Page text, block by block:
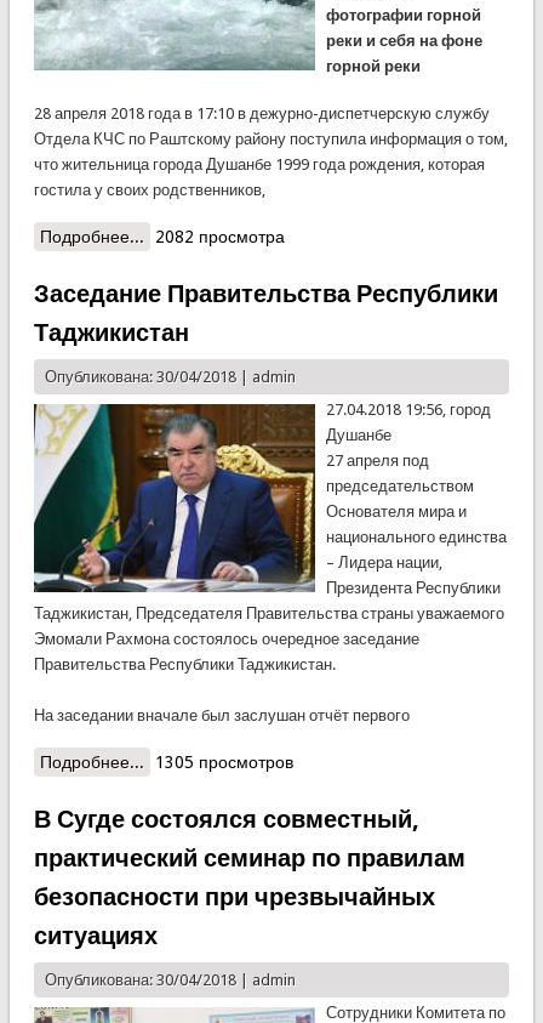
фотографии горной
реки и себя на фоне
горной реки
28 апреля 2018 года в 17:10 в дежурно-диспетчерскую службу
Отдела КЧС по Раштскому району поступила информация о том,
что жительница города Душанбе 1999 года рождения, которая
гостила у своих родственников,
Подробнее... о Трагедия на реки Сурхоб. КЧС убедительно
2082 просмотра
Заседание Правительства Республики
Таджикистан
Опубликована: 30/04/2018 | admin
27.04.2018 19:56, город
Душанбе
27 апреля под
председательством
Основателя мира и
национального единства
– Лидера нации,
Президента Республики
Таджикистан, Председателя Правительства страны уважаемого
Эмомали Рахмона состоялось очередное заседание
Правительства Республики Таджикистан.
На заседании вначале был заслушан отчёт первого
Подробнее... о Заседание Правительства Республики
1305 просмотров
В Сугде состоялся совместный,
практический семинар по правилам
безопасности при чрезвычайных
ситуациях
Опубликована: 30/04/2018 | admin
Сотрудники Комитета по